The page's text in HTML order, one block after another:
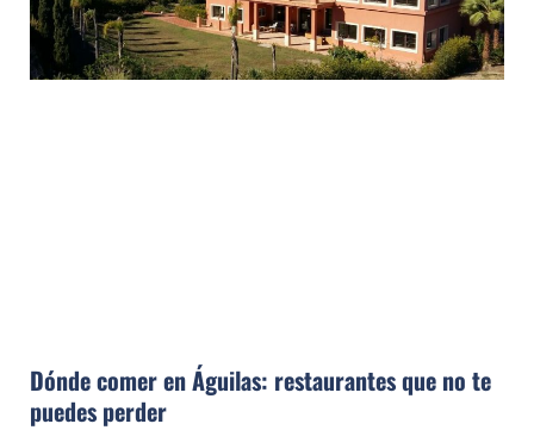
Dónde comer en Águilas: restaurantes que no te
puedes perder